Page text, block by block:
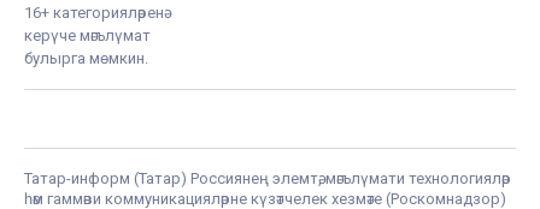
16+ категорияләренә
керүче мәгълүмат
булырга мөмкин.
Татар-информ (Татар) Россиянең элемтә, мәгълүмати технологияләр
һәм гаммәви коммуникацияләрне күзәтчелек хезмәте (Роскомнадзор)